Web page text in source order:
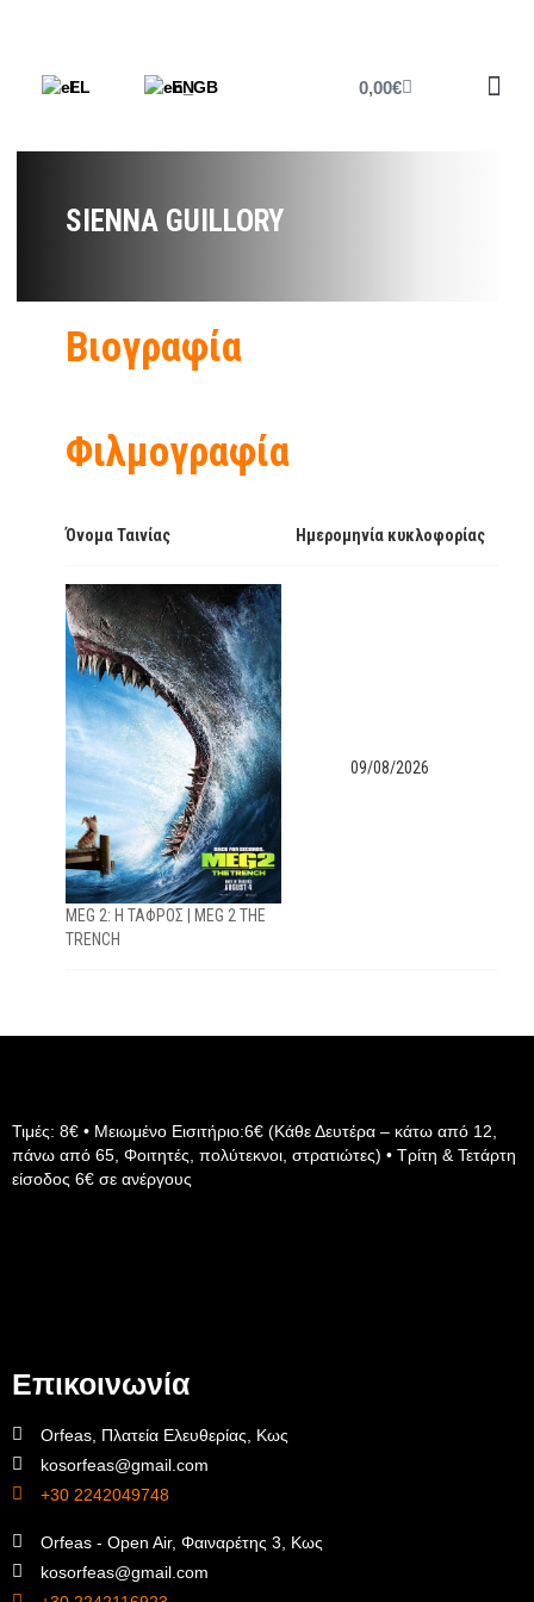
EL EN 0,00€
SIENNA GUILLORY
Βιογραφία
Φιλμογραφία
Όνομα Ταινίας Ημερομηνία κυκλοφορίας
MEG 2: H TAΦΡΟΣ | ΜΕG 2 THE
TRENCH
09/08/2026
Τιμές: 8€ • Μειωμένο Εισιτήριο:6€ (Κάθε Δευτέρα – κάτω από 12,
πάνω από 65, Φοιτητές, πολύτεκνοι, στρατιώτες) • Τρίτη & Τετάρτη
είσοδος 6€ σε ανέργους
Επικοινωνία
Orfeas, Πλατεία Ελευθερίας, Κως
kosorfeas@gmail.com
+30 2242049748
Orfeas - Open Air, Φαιναρέτης 3, Κως
kosorfeas@gmail.com